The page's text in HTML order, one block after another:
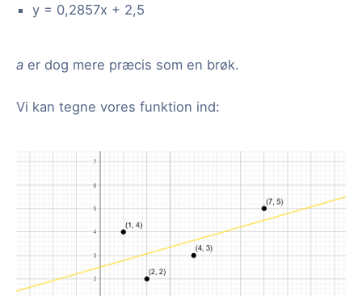
y = 0,2857x + 2,5
a er dog mere præcis som en brøk.
Vi kan tegne vores funktion ind: